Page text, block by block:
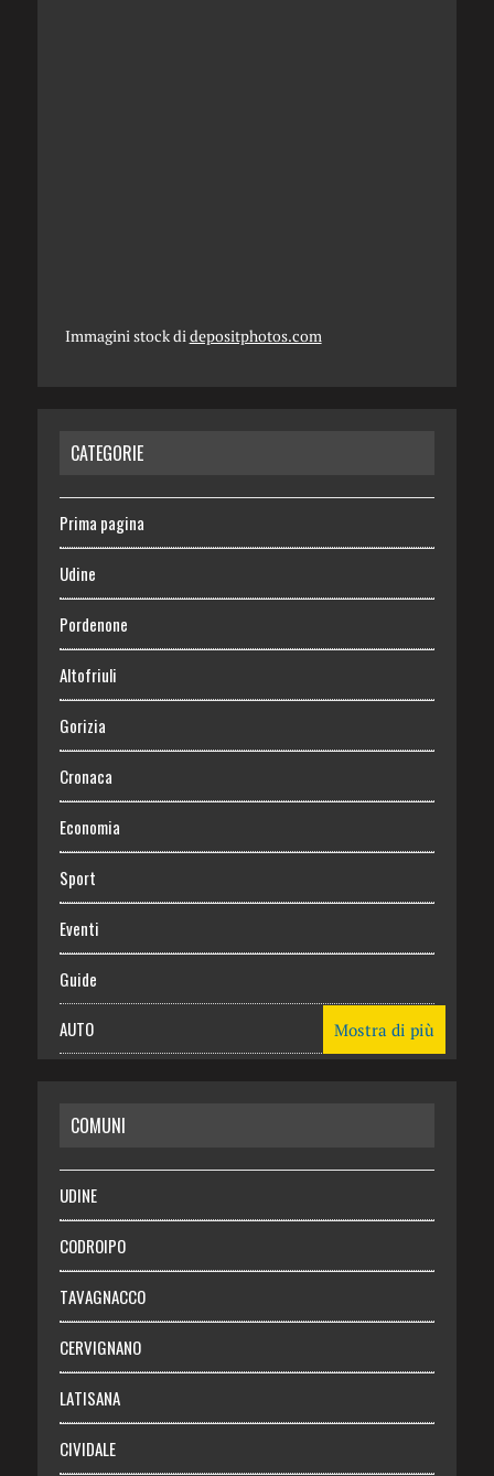
Immagini stock di depositphotos.com
CATEGORIE
Prima pagina
Udine
Pordenone
Altofriuli
Gorizia
Cronaca
Economia
Sport
Eventi
Guide
AUTO
RISPARMIO
SALUTE
Necrologie
Chi siamo
Abbonati
Login
Mostra di più
COMUNI
UDINE
CODROIPO
TAVAGNACCO
CERVIGNANO
LATISANA
CIVIDALE